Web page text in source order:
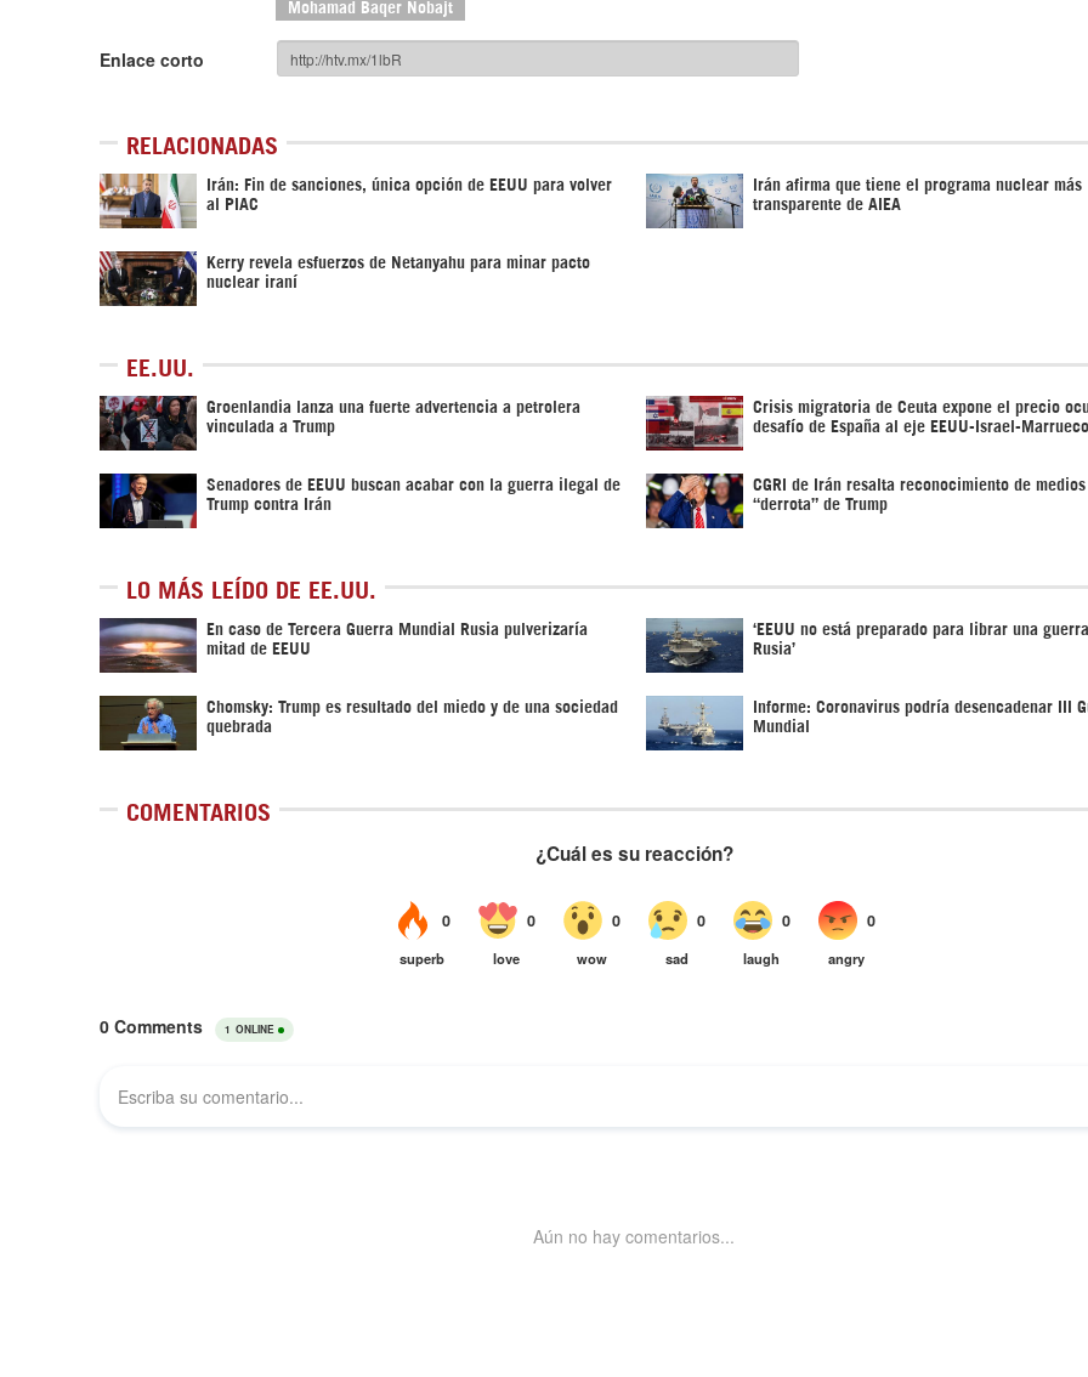
Mohamad Baqer Nobajt
Enlace corto
RELACIONADAS
Irán: Fin de sanciones, única opción de EEUU para volver
al PIAC
Irán afirma que tiene el programa nuclear más
transparente de AIEA
Kerry revela esfuerzos de Netanyahu para minar pacto
nuclear iraní
EE.UU.
Groenlandia lanza una fuerte advertencia a petrolera
vinculada a Trump
Crisis migratoria de Ceuta expone el precio
desafío de España al eje EEUU-Israel-
Senadores de EEUU buscan acabar con la guerra ilegal de
Trump contra Irán
CGRI de Irán resalta reconocimiento de
“derrota” de Trump
LO MÁS LEÍDO DE EE.UU.
En caso de Tercera Guerra Mundial Rusia pulverizaría
mitad de EEUU
‘EEUU no está preparado para librar una
Rusia’
Chomsky: Trump es resultado del miedo y de una sociedad
quebrada
Informe: Coronavirus podría desencadenar III
Mundial
COMENTARIOS